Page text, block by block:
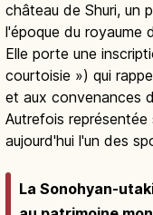
château de Shuri, un
l'époque du royaume
Elle porte une
courtoisie ») qui
et aux convenances
Autrefois
aujourd'hui l'un des
La Sonohyan-